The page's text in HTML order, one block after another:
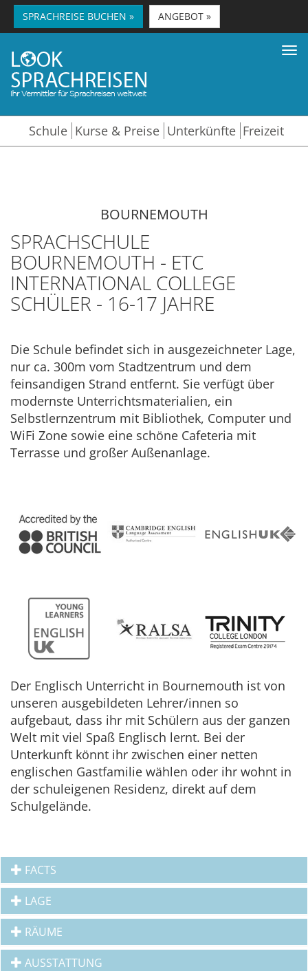
SPRACHREISE BUCHEN » ANGEBOT »
Schule Kurse & Preise Unterkünfte Freizeit
BOURNEMOUTH
SPRACHSCHULE
BOURNEMOUTH - ETC
INTERNATIONAL COLLEGE
SCHÜLER - 16-17 JAHRE
Die Schule befindet sich in ausgezeichneter Lage,
nur ca. 300m vom Stadtzentrum und dem
feinsandigen Strand entfernt. Sie verfügt über
modernste Unterrichtsmaterialien, ein
Selbstlernzentrum mit Bibliothek, Computer und
WiFi Zone sowie eine schöne Cafeteria mit
Terrasse und großer Außenanlage.
Der Englisch Unterricht in Bournemouth ist von
unseren ausgebildeten Lehrer/innen so
aufgebaut, dass ihr mit Schülern aus der ganzen
Welt mit viel Spaß Englisch lernt. Bei der
Unterkunft könnt ihr zwischen einer netten
englischen Gastfamilie wählen oder ihr wohnt in
der schuleigenen Residenz, direkt auf dem
Schulgelände.
FACTS
LAGE
RÄUME
AUSSTATTUNG